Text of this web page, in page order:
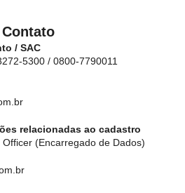
Contato
/ SAC
5300 / 0800-7790011
relacionadas ao cadastro
(Encarregado de Dados)